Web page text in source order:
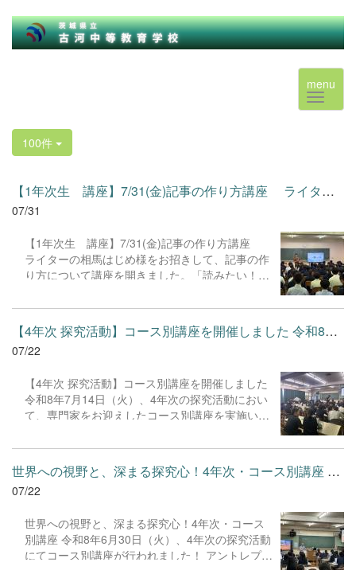
menu
100件
【1年次生 講座】7/31(金)記事の作り方講座 ライターの相馬は...
07/31
【1年次生 講座】7/31(金)記事の作り方講座
ライターの相馬はじめ様をお招きして、記事の作
り方について講座を開きました。「読みたい！」
の流れや読者意識だけでなく、細かなコツやテク
ニックまで学ばせていただきました。 1年次生
は、職業インタビューの内容をスライドにまとめ
たり、職場見学で学んだことを記事にまとめたり
ば、インタビューの方向性も定まります。ぜひ、
今後の探究活動に生かしていきたいところです。
【4年次 探究活動】コース別講座を開催しました 令和8年7月14日...
07/22
【4年次 探究活動】コース別講座を開催しました
令和8年7月14日（火）、4年次の探究活動におい
て、専門家をお迎えしたコース別講座を実施いた
では、日本政策金融公庫より講師の方をお招き
し、全３回にわたる連続講座の締めくくりとなる
講義が行われました。生徒たちはこれまでに学ん
だ「アイデアの発想法」や「計画の立て方」を総
休みの実践に向けたアクションプランを具体化さ
せました。 サイエンス・テクノロジーコースで
は、株式会社followより講師陣をお迎えし、2回目
世界への視野と、深まる探究心！4年次・コース別講座 令和8年6月...
07/22
世界への視野と、深まる探究心！4年次・コース
別講座 令和8年6月30日（火）、4年次の探究活動
にてコース別講座が行われました！ アントレプレ